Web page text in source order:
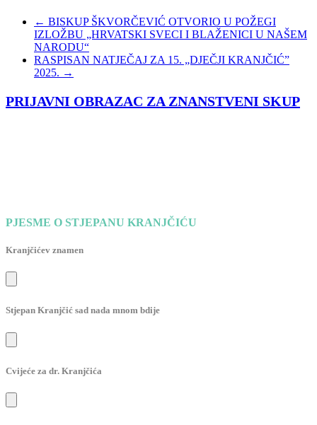
← BISKUP ŠKVORČEVIĆ OTVORIO U POŽEGI
IZLOŽBU „HRVATSKI SVECI I BLAŽENICI U NAŠEM
NARODU“
RASPISAN NATJEČAJ ZA 15. „DJEČJI KRANJČIĆ”
2025. →
PRIJAVNI OBRAZAC ZA ZNANSTVENI SKUP
PJESME O STJEPANU KRANJČIĆU
Kranjčićev znamen
Stjepan Kranjčić sad nada mnom bdije
Cvijeće za dr. Kranjčića